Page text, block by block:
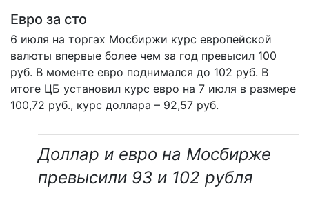
Евро за сто
6 июля на торгах Мосбиржи курс европейской
валюты впервые более чем за год превысил 100
руб. В моменте евро поднимался до 102 руб. В
итоге ЦБ установил курс евро на 7 июля в размере
100,72 руб., курс доллара – 92,57 руб.
Доллар и евро на Мосбирже
превысили 93 и 102 рубля